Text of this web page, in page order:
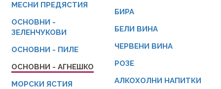
МЕСНИ ПРЕДЯСТИЯ
ОСНОВНИ -
ЗЕЛЕНЧУКОВИ
ОСНОВНИ - ПИЛЕ
ОСНОВНИ - АГНЕШКО
МОРСКИ ЯСТИЯ
БИРА
БЕЛИ ВИНА
ЧЕРВЕНИ ВИНА
РОЗЕ
АЛКОХОЛНИ НАПИТКИ